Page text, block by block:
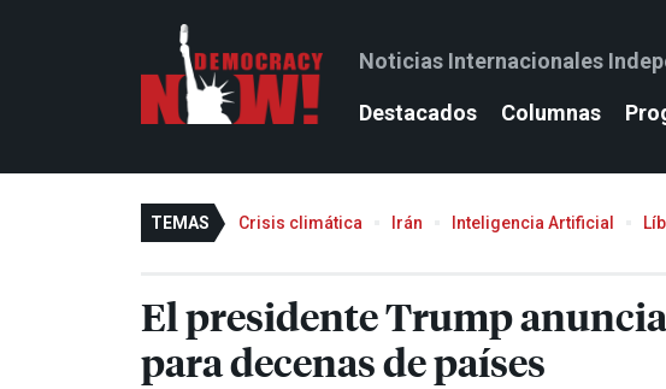
Noticias Internacionales
Destacados Columnas
TEMAS Crisis climática Irán Inteligencia Artificial
El presidente Trump
para decenas de países